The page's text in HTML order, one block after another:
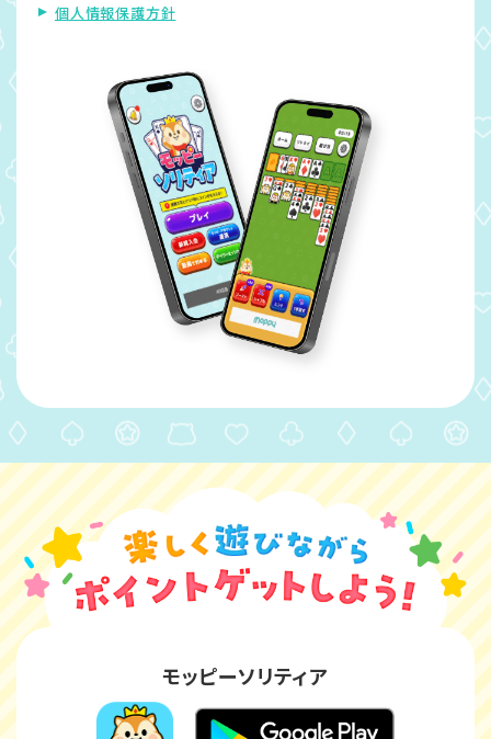
個人情報保護方針
モッピーソリティア